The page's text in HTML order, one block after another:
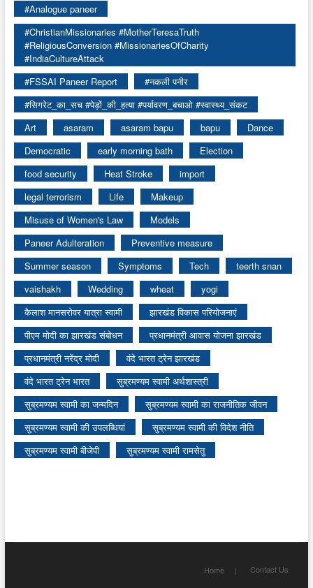
#Analogue paneer
#ChristianMissionaries #MotherTeresaTruth
#ReligiousConversion #MissionariesOfCharity
#IndiaCultureAttack
#FSSAI Paneer Report
#नकली पनीर
#सिगरेट_का_सच #पेड़ों_की_हत्या #पर्यावरण_बचाओ #स्वास्थ्य_संकट
Art
asaram asaram bapu bapu
Dance
Democratic
early morning bath
Election
food security
Heat Stroke
import
legal terrorism
Life
Makeup
Misuse of Women's Law
Models
Paneer Adulteration
Preventive measure
Summer season
Symptoms Tech
teerth snan
vaishakh
Wedding wheat
yogi
कैलाश मानसरोवर यात्रा स्वामी
झारखंड विकास परियोजनाएं
पीएम मोदी का झारखंड संबोधन
प्रधानमंत्री आवास योजना झारखंड
प्रधानमंत्री नरेंद्र मोदी
वंदे भारत ट्रेन झारखंड
वंदे भारत ट्रेन भारत
सुब्रमण्यम स्वामी अर्थशास्त्री
सुब्रमण्यम स्वामी का जन्मदिन
सुब्रमण्यम स्वामी का राजनीतिक जीवन
सुब्रमण्यम स्वामी की उपलब्धियां
सुब्रमण्यम स्वामी की विदेश नीति
सुब्रमण्यम स्वामी बीजेपी
सुब्रमण्यम स्वामी रामसेतु
Home Contact Us